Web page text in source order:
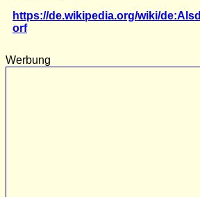
https://de.wikipedia.org/wiki/de:Alsd
orf
Werbung